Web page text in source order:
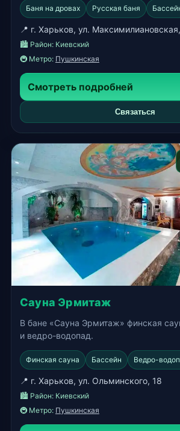
Баня на дровах Русская баня
📍 г. Харьков, ул.
🏙️ Район: Киевский
🚇 Метро: Пушкинская
Смотреть подробней
Связаться
Сауна Эрмитаж
В бане «Сауна Эрмитаж» финская
и ведро-водопад.
Финская сауна Бассейн Ведро-
📍 г. Харьков, ул. Ольминского, 18
🏙️ Район: Киевский
🚇 Метро: Пушкинская